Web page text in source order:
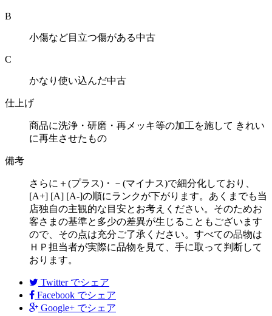
B
小傷など目立つ傷がある中古
C
かなり使い込んだ中古
仕上げ
商品に洗浄・研磨・再メッキ等の加工を施して きれい
に再生させたもの
備考
さらに＋(プラス)・－(マイナス)で細分化しており、
[A+] [A] [A-]の順にランクが下がります。あくまでも当
店独自の主観的な目安とお考えください。そのためお
客さまの基準と多少の差異が生じることもございます
ので、その点は充分ご了承ください。すべての品物は
ＨＰ担当者が実際に品物を見て、手に取って判断して
おります。
Twitter でシェア
Facebook でシェア
Google+ でシェア